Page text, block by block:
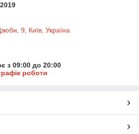
9, Київ, Україна
з 09:00 до 20:00
роботи